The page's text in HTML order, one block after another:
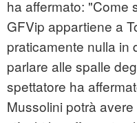
ha affermato: "Come
GFVip appartiene a
praticamente nulla in
parlare alle spalle
spettatore ha
Mussolini potrà